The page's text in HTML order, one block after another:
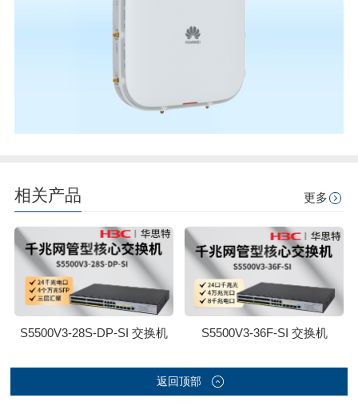
相关产品 更多
S5500V3-28S-DP-SI 交换机 S5500V3-36F-SI 交换机
返回顶部